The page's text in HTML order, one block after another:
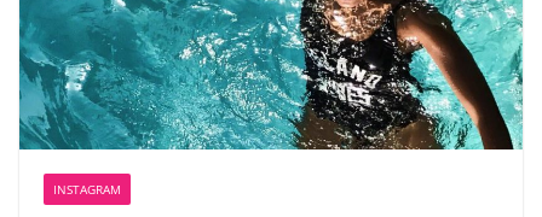
INSTAGRAM